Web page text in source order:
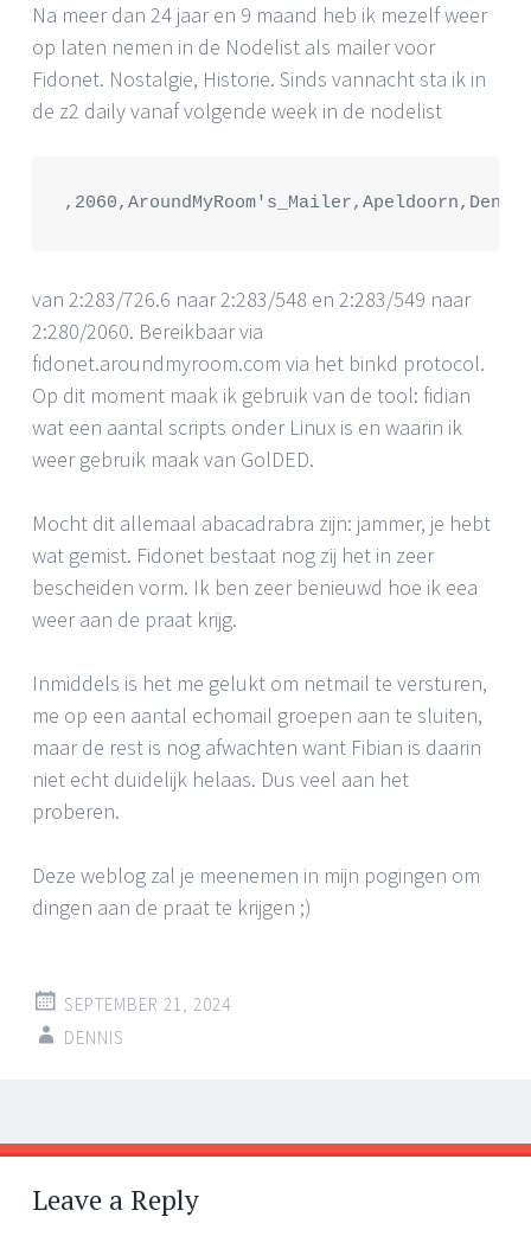
Na meer dan 24 jaar en 9 maand heb ik mezelf weer
op laten nemen in de Nodelist als mailer voor
Fidonet. Nostalgie, Historie. Sinds vannacht sta ik in
de z2 daily vanaf volgende week in de nodelist
van 2:283/726.6 naar 2:283/548 en 2:283/549 naar
2:280/2060. Bereikbaar via
fidonet.aroundmyroom.com via het binkd protocol.
Op dit moment maak ik gebruik van de tool: fidian
wat een aantal scripts onder Linux is en waarin ik
weer gebruik maak van GolDED.
Mocht dit allemaal abacadrabra zijn: jammer, je hebt
wat gemist. Fidonet bestaat nog zij het in zeer
bescheiden vorm. Ik ben zeer benieuwd hoe ik eea
weer aan de praat krijg.
Inmiddels is het me gelukt om netmail te versturen,
me op een aantal echomail groepen aan te sluiten,
maar de rest is nog afwachten want Fibian is daarin
niet echt duidelijk helaas. Dus veel aan het
proberen.
Deze weblog zal je meenemen in mijn pogingen om
dingen aan de praat te krijgen ;)
SEPTEMBER 21, 2024
DENNIS
Post
navigation
←
→
Leave a Reply